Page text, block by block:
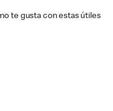
te gusta con estas útiles